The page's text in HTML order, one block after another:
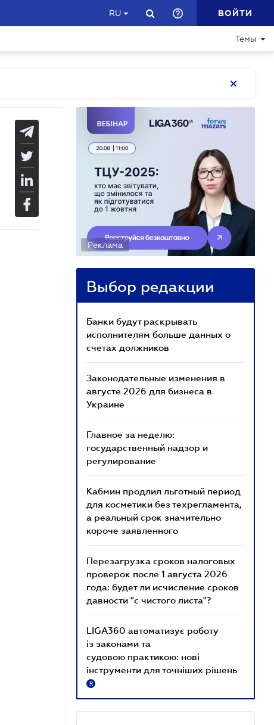
RU ВОЙТИ
Темы
Реклама
Выбор редакции
Банки будут раскрывать
исполнителям больше данных о
счетах должников
Законодательные изменения в
августе 2026 для бизнеса в
Украине
Главное за неделю:
государственный надзор и
регулирование
Кабмин продлил льготный период
для косметики без техрегламента,
а реальный срок значительно
короче заявленного
Перезагрузка сроков налоговых
проверок после 1 августа 2026
года: будет ли исчисление сроков
давности "с чистого листа"?
LIGA360 автоматизує роботу
із законами та
судовою практикою: нові
інструменти для точніших рішень
R